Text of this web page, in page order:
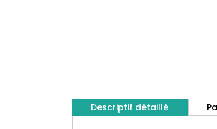
Descriptif détaillé